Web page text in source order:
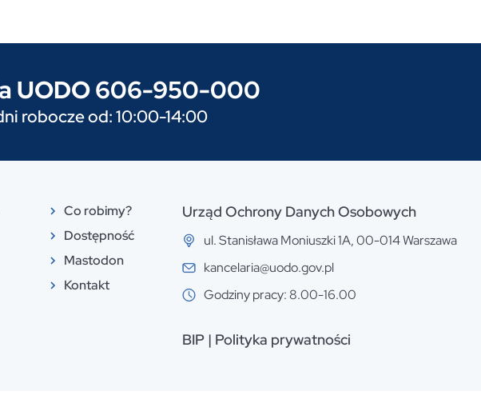
UODO 606-950-000
robocze od: 10:00-14:00
Co robimy?
Dostępność
Mastodon
Kontakt
Urząd Ochrony Danych Osobowych
ul. Stanisława Moniuszki 1A, 00-014 Warszawa
kancelaria@uodo.gov.pl
Godziny pracy: 8.00-16.00
BIP | Polityka prywatności